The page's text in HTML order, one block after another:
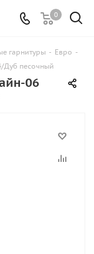
0
гарнитуры - Евро -
Дуб песочный
06